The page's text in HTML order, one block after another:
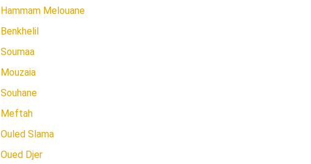
Hammam Melouane
Benkhelil
Soumaa
Mouzaia
Souhane
Meftah
Ouled Slama
Oued Djer